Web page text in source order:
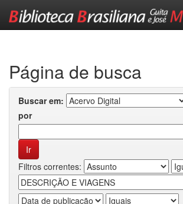
Página de busca
Buscar em:
por
Filtros correntes: